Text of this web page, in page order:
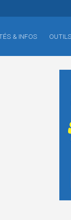
& INFOS